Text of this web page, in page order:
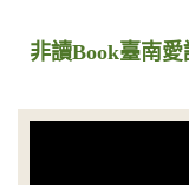
非讀Book臺南愛